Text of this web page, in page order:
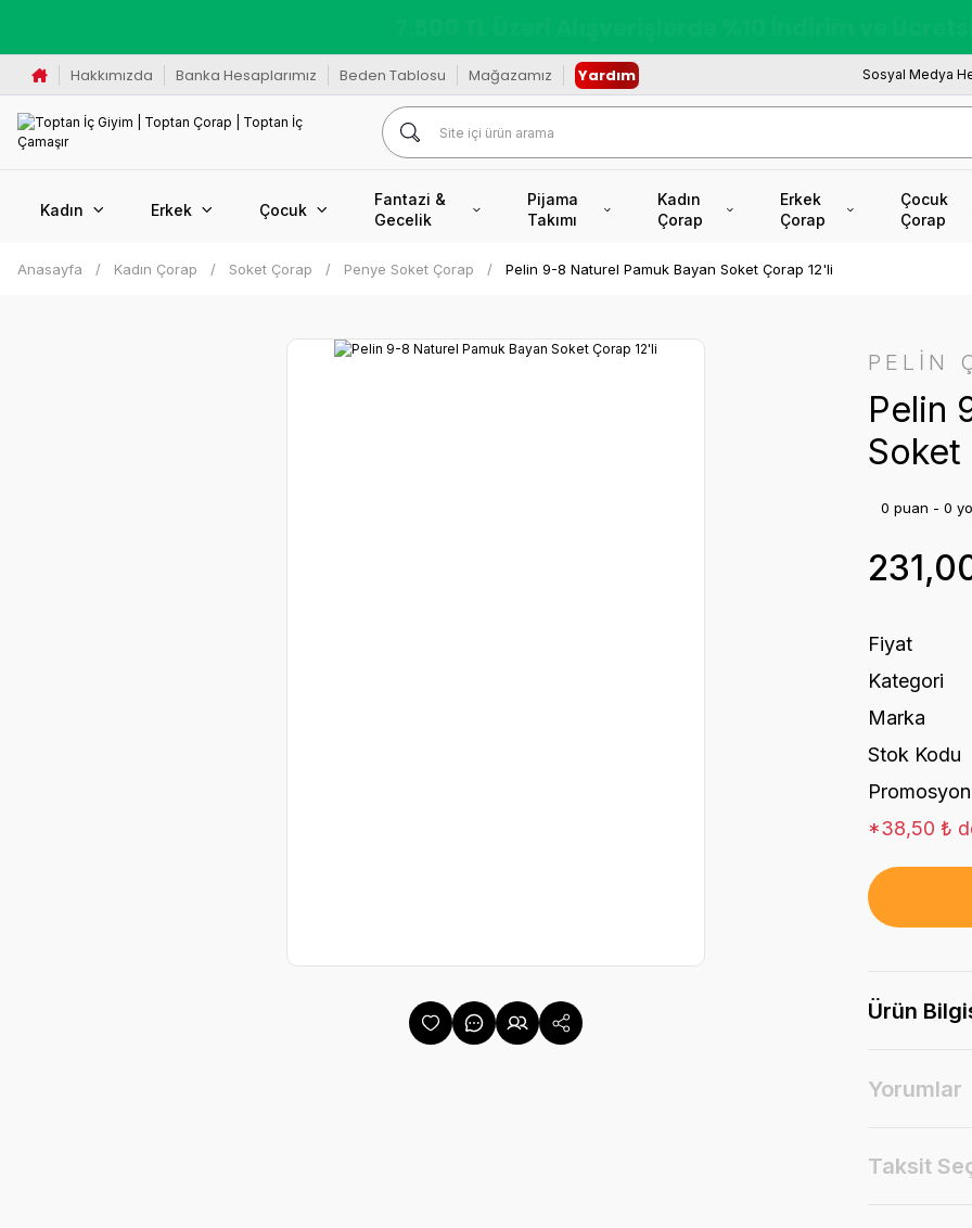
Hakkımızda Banka Hesaplarımız Beden Tablosu Mağazamız Yardım Sosyal Medya
Kadın Erkek Çocuk
Fantazi &
Gecelik
Pijama
Takımı
Kadın
Çorap
Erkek
Çorap
Çocuk
Çorap
Anasayfa Kadın Çorap Soket Çorap Penye Soket Çorap Pelin 9-8 Naturel Pamuk Bayan Soket Çorap 12'li
PELİN
Pelin
Soket
0 puan - 0
Fiyat
Kategori
Marka
Stok Kodu
Promosyon
*38,50 ₺
Ürün
Yorumlar
Taksit